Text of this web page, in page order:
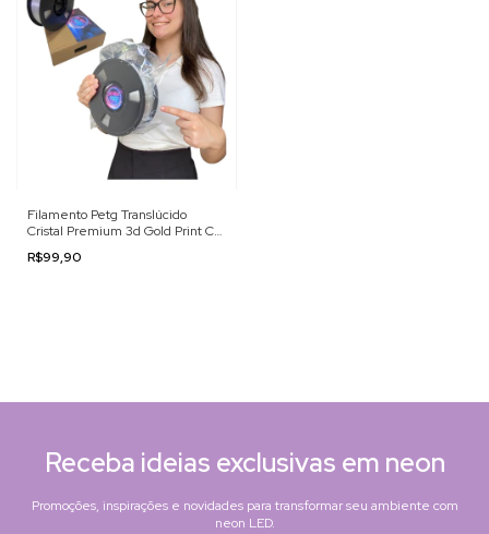
Filamento Petg Translúcido
Cristal Premium 3d Gold Print Cor
R$99,90
Receba ideias exclusivas em neon
Promoções, inspirações e novidades para transformar seu ambiente com
neon LED.